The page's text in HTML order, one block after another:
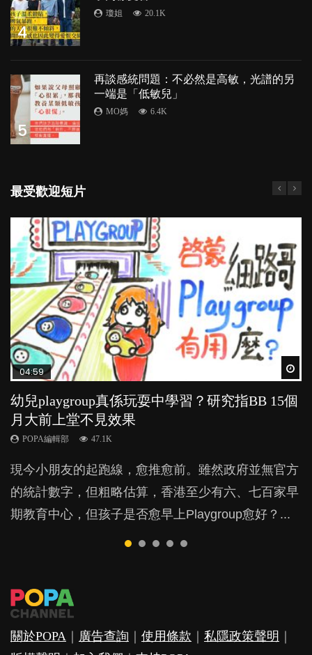
4
瓊姐 20.1K
5
再談感統問題：不必然是高敏，光譜的另
一端是「低敏兒」
MO媽 6.4K
最受歡迎短片
04:59
幼兒playgroup真係玩耍中學習？研究指BB 15個
月大前上堂不見效果
POPA編輯部 47.1K
現今小朋友的起跑線，愈推愈前。雖然政府並無官方
的統計數字，但粗略估算，香港至少有六、七百家早
期教育中心，但孩子是否愈早上Playgroup愈好？...
03:39
幼稚園遊戲課 如何刺激幼兒自發學習取代獎勵
與懲罰？
POPA編輯部 33.1K
由美國學者所創的 tools of the mind 課程，學生以遊
戲方式學習，學術能力和自制能力亦明顯比其他小朋
友優勝，到底這課程有何特別之處？...
03:02
老公患產後憂鬱症對BB的影響
POPA編輯部 15.9K
鬱，影響日常生活，嚴重的甚至會有自殺，或傷害小
朋友的念頭。但為何爸爸患上產後抑鬱往往難以察
覺？...
04:06
全職好？在職好？｜全職媽媽與在職媽媽的壓
力與價值
POPA編輯部 25.8K
許多媽媽心底可能都有一刻掙扎過：究竟全職好，還
是在職好。雖說每個家庭都有自己的獨特狀況和考慮
因素，但原來全職和在職媽媽所養育的子女其實都各
04:18
凡事以BB為中心，就係好爸媽？｜別忽視父母
的身心虛耗
POPA編輯部 31.5K
父母日夜無間、身心俱疲地照顧BB，如何做到正向
教養？部份父母更會為了小朋友放棄自己的嗜好、減
少出席朋友聚會等等，你以為會換來美好的親子關
關於POPA 廣告查詢 使用條款 私隱政策聲明